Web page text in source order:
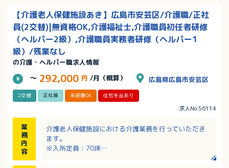
【介護老人保健施設あき】広島市安芸区/介護職/正社
員(2交替)|無資格OK,介護福祉士,介護職員初任者研修
（ヘルパー2級）,介護職員実務者研修（ヘルパー1
級）/残業なし
の介護・ヘルパー職求人情報
～ 292,000 円 /月（概算） 広島県広島市安芸区
2交替 正社員 未経験OK 住宅手当あり
求人No.56114
業
務
内
容
介護老人保健施設における介護業務を行っていただき
ます。
※入所定員：70床